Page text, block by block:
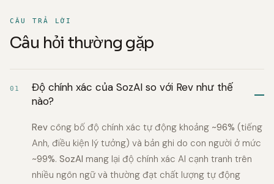
CÂU TRẢ LỜI
Câu hỏi thường gặp
01
Độ chính xác của SozAI so với Rev như thế
nào?
Rev công bố độ chính xác tự động khoảng ~96% (tiếng
Anh, điều kiện lý tưởng) và bản ghi do con người ở mức
~99%. SozAI mang lại độ chính xác AI cạnh tranh trên
nhiều ngôn ngữ và thường đạt chất lượng tự động